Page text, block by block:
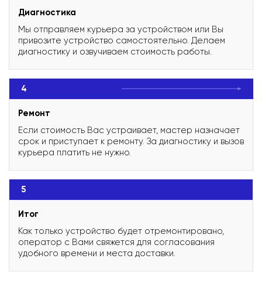
Диагностика
Мы отправляем курьера за устройством или Вы
привозите устройство самостоятельно. Делаем
диагностику и озвучиваем стоимость работы.
4
Ремонт
Если стоимость Вас устраивает, мастер назначает
срок и приступает к ремонту. За диагностику и вызов
курьера платить не нужно.
5
Итог
Как только устройство будет отремонтировано,
оператор с Вами свяжется для согласования
удобного времени и места доставки.